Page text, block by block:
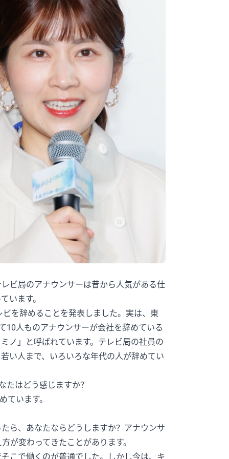
ビ局のアナウンサーは昔から人気がある仕
います。
を辞めることを発表しました。実は、東
10人ものアナウンサーが会社を辞めている
ノ」と呼ばれています。テレビ局の社員の
い人まで、いろいろな年代の人が辞めてい
たはどう感じますか？
ています。
ら、あなたならどうしますか？アナウンサ
が変わってきたことがあります。
こで働くのが普通でした。しかし今は、キ